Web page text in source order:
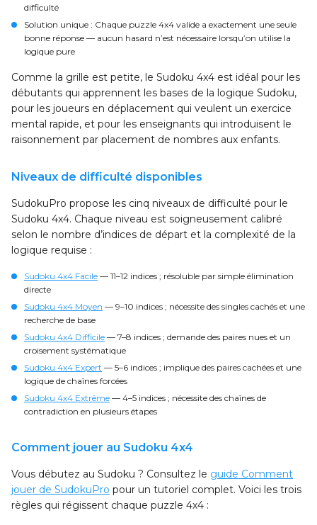
difficulté
Solution unique : Chaque puzzle 4x4 valide a exactement une seule
bonne réponse — aucun hasard n’est nécessaire lorsqu’on utilise la
logique pure
Comme la grille est petite, le Sudoku 4x4 est idéal pour les
débutants qui apprennent les bases de la logique Sudoku,
pour les joueurs en déplacement qui veulent un exercice
mental rapide, et pour les enseignants qui introduisent le
raisonnement par placement de nombres aux enfants.
Niveaux de difficulté disponibles
SudokuPro propose les cinq niveaux de difficulté pour le
Sudoku 4x4. Chaque niveau est soigneusement calibré
selon le nombre d’indices de départ et la complexité de la
logique requise :
Sudoku 4x4 Facile — 11–12 indices ; résoluble par simple élimination
directe
Sudoku 4x4 Moyen — 9–10 indices ; nécessite des singles cachés et une
recherche de base
Sudoku 4x4 Difficile — 7–8 indices ; demande des paires nues et un
croisement systématique
Sudoku 4x4 Expert — 5–6 indices ; implique des paires cachées et une
logique de chaînes forcées
Sudoku 4x4 Extrême — 4–5 indices ; nécessite des chaînes de
contradiction en plusieurs étapes
Comment jouer au Sudoku 4x4
Vous débutez au Sudoku ? Consultez le guide Comment
jouer de SudokuPro pour un tutoriel complet. Voici les trois
règles qui régissent chaque puzzle 4x4 :